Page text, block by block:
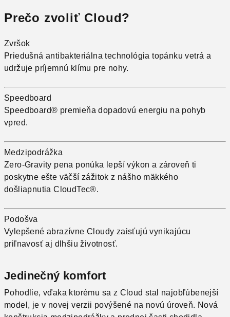
Prečo zvoliť Cloud?
Zvršok
Priedušná antibakteriálna technológia topánku vetrá a
udržuje príjemnú klímu pre nohy.
Speedboard
Speedboard® premieňa dopadovú energiu na pohyb
vpred.
Medzipodrážka
Zero-Gravity pena ponúka lepší výkon a zároveň ti
poskytne ešte väčší zážitok z nášho mäkkého
došliapnutia CloudTec®.
Podošva
Vylepšené abrazívne Cloudy zaisťujú vynikajúcu
priľnavosť aj dlhšiu životnosť.
Jedinečný komfort
Pohodlie, vďaka ktorému sa z Cloud stal najobľúbenejší
model, je v novej verzii povýšené na novú úroveň. Nová